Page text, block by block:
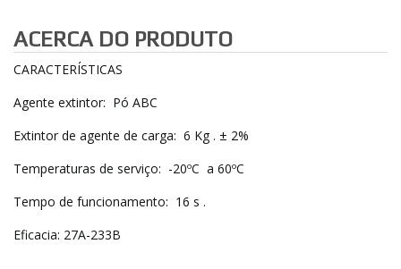
ACERCA DO PRODUTO
CARACTERÍSTICAS
Agente extintor: Pó ABC
Extintor de agente de carga: 6 Kg . ± 2%
Temperaturas de serviço: -20ºC a 60ºC
Tempo de funcionamento: 16 s .
Eficacia: 27A-233B